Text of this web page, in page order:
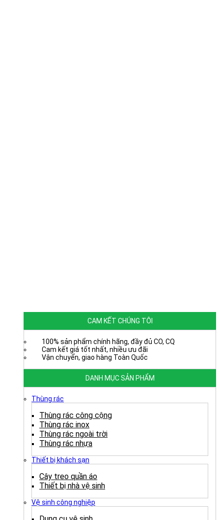
CAM KẾT CHÚNG TÔI
100% sản phẩm chính hãng, đầy đủ CO, CQ
Cam kết giá tốt nhất, nhiều ưu đãi
Vận chuyển, giao hàng Toàn Quốc
DANH MỤC SẢN PHẨM
Thùng rác
Thùng rác công cộng
Thùng rác inox
Thùng rác ngoài trời
Thùng rác nhựa
Thiết bị khách sạn
Cây treo quần áo
Thiết bị nhà vệ sinh
Vệ sinh công nghiệp